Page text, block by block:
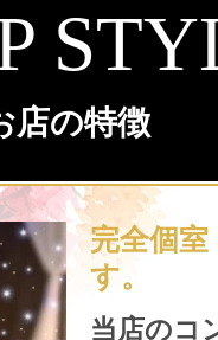
店の特徴
完全個
す。
当店のコ